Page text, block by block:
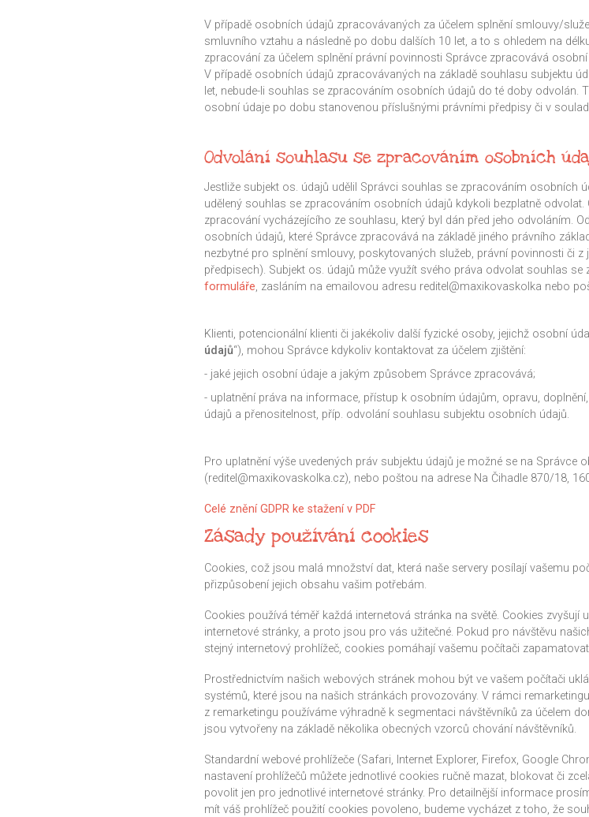
V případě osobních údajů zpracovávaných za účelem splnění smlouvy/
smluvního vztahu a následně po dobu dalších 10 let, a to s ohledem na
zpracování za účelem splnění právní povinnosti Správce zpracovává
V případě osobních údajů zpracovávaných na základě souhlasu subjektu
let, nebude-li souhlas se zpracováním osobních údajů do té doby odvolán.
osobní údaje po dobu stanovenou příslušnými právními předpisy či v
Odvolání souhlasu se zpracováním osobních
Jestliže subjekt os. údajů udělil Správci souhlas se zpracováním osobních
udělený souhlas se zpracováním osobních údajů kdykoli bezplatně
zpracování vycházejícího ze souhlasu, který byl dán před jeho odvoláním.
osobních údajů, které Správce zpracovává na základě jiného právního
nezbytné pro splnění smlouvy, poskytovaných služeb, právní povinnosti či
předpisech). Subjekt os. údajů může využít svého práva odvolat souhlas
formuláře, zasláním na emailovou adresu reditel@maxikovaskolka nebo
Klienti, potencionální klienti či jakékoliv další fyzické osoby, jejichž osobní
údajů“), mohou Správce kdykoliv kontaktovat za účelem zjištění:
- jaké jejich osobní údaje a jakým způsobem Správce zpracovává;
- uplatnění práva na informace, přístup k osobním údajům, opravu,
údajů a přenositelnost, příp. odvolání souhlasu subjektu osobních údajů.
Pro uplatnění výše uvedených práv subjektu údajů je možné se na Správce
(reditel@maxikovaskolka.cz), nebo poštou na adrese Na Čihadle 870/18,
Celé znění GDPR ke stažení v PDF
Zásady používání cookies
Cookies, což jsou malá množství dat, která naše servery posílají vašemu
přizpůsobení jejich obsahu vašim potřebám.
Cookies používá téměř každá internetová stránka na světě. Cookies zvyšují
internetové stránky, a proto jsou pro vás užitečné. Pokud pro návštěvu
stejný internetový prohlížeč, cookies pomáhají vašemu počítači
Prostřednictvím našich webových stránek mohou být ve vašem počítači
systémů, které jsou na našich stránkách provozovány. V rámci
z remarketingu používáme výhradně k segmentaci návštěvníků za účelem
jsou vytvořeny na základě několika obecných vzorců chování návštěvníků.
Standardní webové prohlížeče (Safari, Internet Explorer, Firefox, Google
nastavení prohlížečů můžete jednotlivé cookies ručně mazat, blokovat či
povolit jen pro jednotlivé internetové stránky. Pro detailnější informace
mít váš prohlížeč použití cookies povoleno, budeme vycházet z toho, že